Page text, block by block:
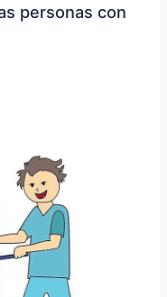
personas con